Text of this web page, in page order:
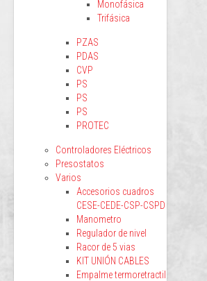
Monofásica
Trifásica
PZAS
PDAS
CVP
PS
PS
PS
PROTEC
Controladores Eléctricos
Presostatos
Varios
Accesorios cuadros
CESE-CEDE-CSP-CSPD
Manometro
Regulador de nivel
Racor de 5 vias
KIT UNIÓN CABLES
Empalme termoretractil